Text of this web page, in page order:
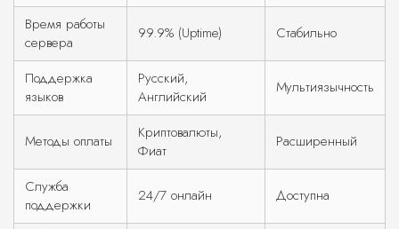
Время работы
сервера
99.9% (Uptime) Стабильно
Поддержка
языков
Русский,
Английский
Мультиязычность
Методы оплаты
Криптовалюты,
Фиат
Расширенный
Служба
поддержки
24/7 онлайн Доступна